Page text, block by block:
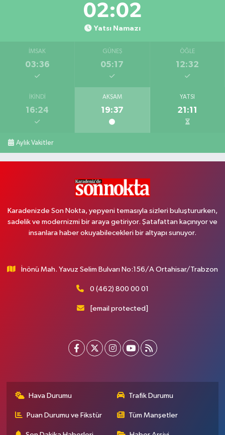
02:01
Yatsı Namazı
İMSAK
03:36
GÜNEŞ
05:17
ÖĞLE
12:32
İKINDI
16:24
AKŞAM
19:37
YATSI
21:11
Aylık Vakitler
Karadenizde Son Nokta, yepyeni temasıyla sizleri buluştururken,
sadelik ve modernizmi bir araya getiriyor. Şatafattan kaçınıyor ve
insanlara haber okuyabilecekleri bir altyapı sunuyor.
İnönü Mah. Yavuz Selim Bulvarı No:156/A Ortahisar/Trabzon
0 (462) 800 00 01
[email protected]
Hava Durumu Trafik Durumu
Puan Durumu ve Fikstür Tüm Manşetler